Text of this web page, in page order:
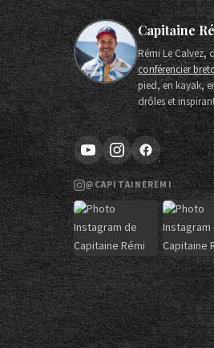
Capitaine
Rémi Le Calvez,
conférencier
pied, en kayak,
drôles et
@CAPITAINEREMI